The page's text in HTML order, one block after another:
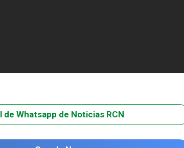
de Whatsapp de Noticias RCN